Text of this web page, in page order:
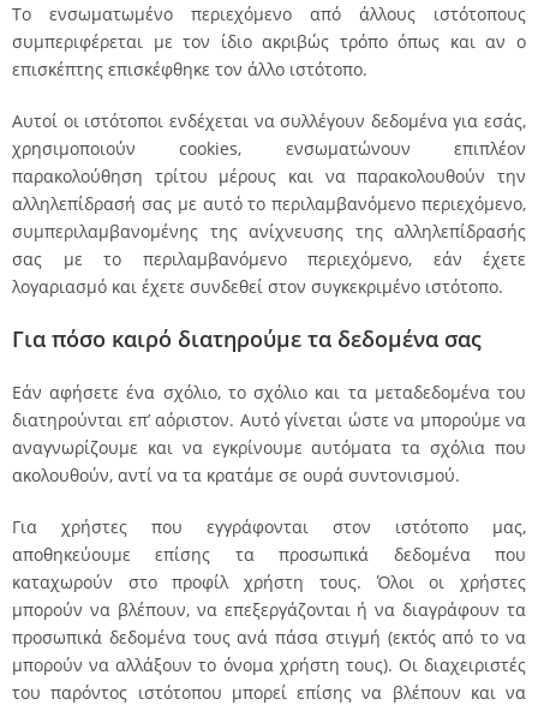
Το ενσωματωμένο περιεχόμενο από άλλους ιστότοπους
συμπεριφέρεται με τον ίδιο ακριβώς τρόπο όπως και αν ο
επισκέπτης επισκέφθηκε τον άλλο ιστότοπο.
Αυτοί οι ιστότοποι ενδέχεται να συλλέγουν δεδομένα για εσάς,
χρησιμοποιούν cookies, ενσωματώνουν επιπλέον
παρακολούθηση τρίτου μέρους και να παρακολουθούν την
αλληλεπίδρασή σας με αυτό το περιλαμβανόμενο περιεχόμενο,
συμπεριλαμβανομένης της ανίχνευσης της αλληλεπίδρασής
σας με το περιλαμβανόμενο περιεχόμενο, εάν έχετε
λογαριασμό και έχετε συνδεθεί στον συγκεκριμένο ιστότοπο.
Για πόσο καιρό διατηρούμε τα δεδομένα σας
Εάν αφήσετε ένα σχόλιο, το σχόλιο και τα μεταδεδομένα του
διατηρούνται επ’ αόριστον. Αυτό γίνεται ώστε να μπορούμε να
αναγνωρίζουμε και να εγκρίνουμε αυτόματα τα σχόλια που
ακολουθούν, αντί να τα κρατάμε σε ουρά συντονισμού.
Για χρήστες που εγγράφονται στον ιστότοπο μας,
αποθηκεύουμε επίσης τα προσωπικά δεδομένα που
καταχωρούν στο προφίλ χρήστη τους. Όλοι οι χρήστες
μπορούν να βλέπουν, να επεξεργάζονται ή να διαγράφουν τα
προσωπικά δεδομένα τους ανά πάσα στιγμή (εκτός από το να
μπορούν να αλλάξουν το όνομα χρήστη τους). Οι διαχειριστές
του παρόντος ιστότοπου μπορεί επίσης να βλέπουν και να